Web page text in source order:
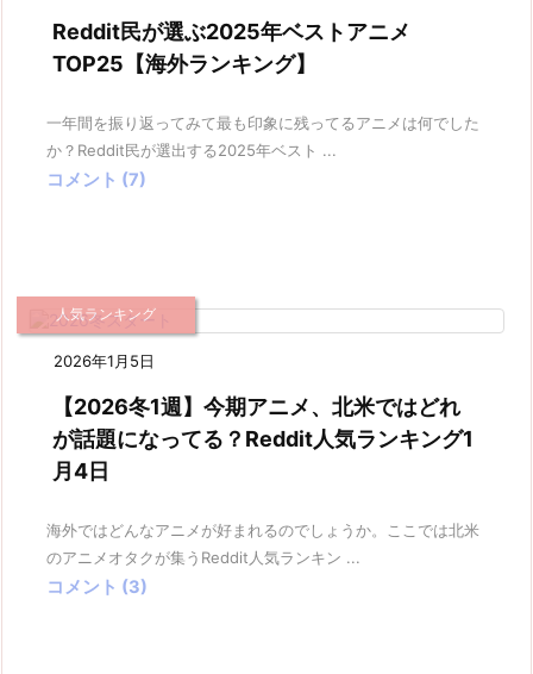
Reddit民が選ぶ2025年ベストアニメ
TOP25【海外ランキング】
一年間を振り返ってみて最も印象に残ってるアニメは何でした
か？Reddit民が選出する2025年ベスト ...
コメント (7)
2026年1月5日
人気ランキング
【2026冬1週】今期アニメ、北米ではどれ
が話題になってる？Reddit人気ランキング1
月4日
海外ではどんなアニメが好まれるのでしょうか。ここでは北米
のアニメオタクが集うReddit人気ランキン ...
コメント (3)